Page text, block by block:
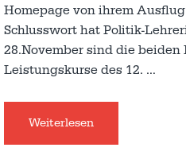
Homepage von ihrem
Schlusswort hat Politik-
28.November sind die
Leistungskurse des 12. …
Weiterlesen